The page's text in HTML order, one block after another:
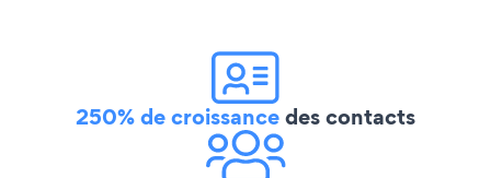
250% de croissancedes contacts